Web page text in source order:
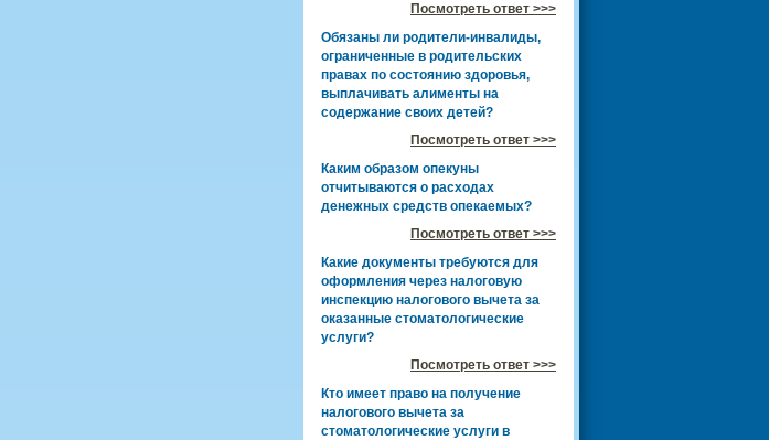
Посмотреть ответ >>>
Обязаны ли родители-инвалиды,
ограниченные в родительских
правах по состоянию здоровья,
выплачивать алименты на
содержание своих детей?
Посмотреть ответ >>>
Каким образом опекуны
отчитываются о расходах
денежных средств опекаемых?
Посмотреть ответ >>>
Какие документы требуются для
оформления через налоговую
инспекцию налогового вычета за
оказанные стоматологические
услуги?
Посмотреть ответ >>>
Кто имеет право на получение
налогового вычета за
стоматологические услуги в